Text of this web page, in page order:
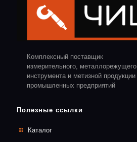
Комплексный поставщик
измерительного, металлорежущего
инструмента и метизной продукции
промышленных предприятий
Полезные ссылки
Каталог